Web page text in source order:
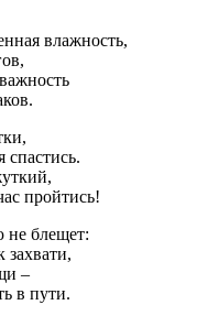
влажность,
спастись.
пройтись!
не блещет:
захвати,
–
в пути.